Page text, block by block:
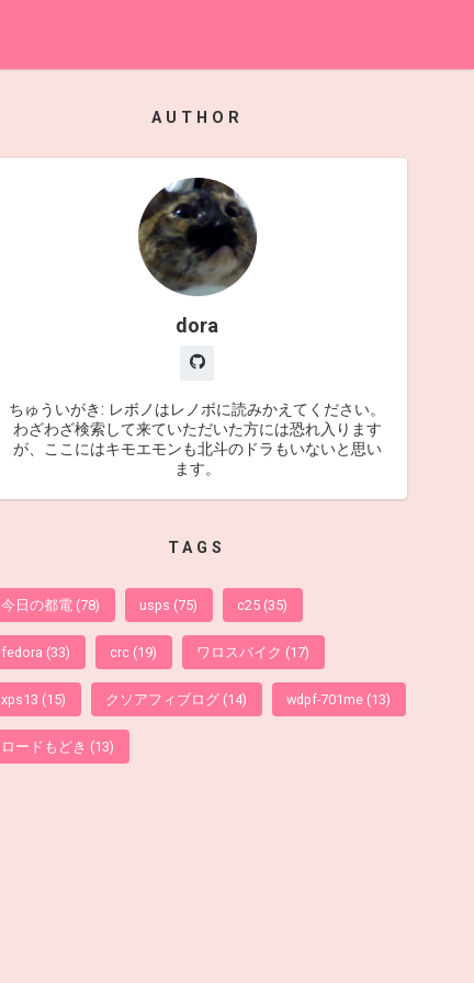
AUTHOR
dora
ちゅういがき: レボノはレノボに読みかえてください。
わざわざ検索して来ていただいた方には恐れ入ります
が、ここにはキモエモンも北斗のドラもいないと思い
ます。
TAGS
今日の都電 (78) usps (75) c25 (35)
fedora (33) crc (19) ワロスバイク (17)
xps13 (15) クソアフィブログ (14) wdpf-701me (13)
ロードもどき (13)